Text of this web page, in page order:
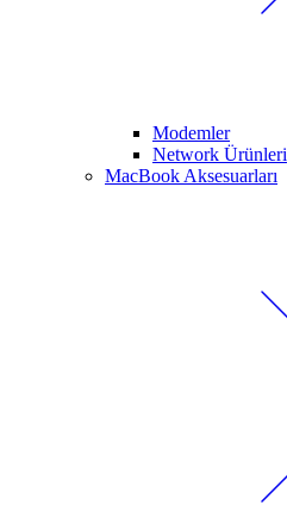
Modemler
Network Ürünleri
MacBook Aksesuarları